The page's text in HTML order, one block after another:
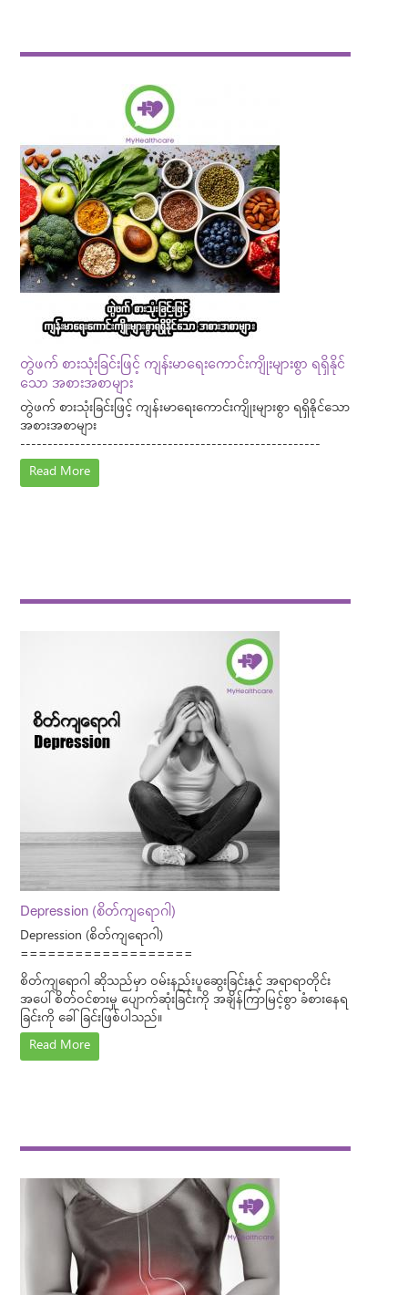
တွဲဖက် စားသုံးခြင်းဖြင့် ကျန်းမာရေးကောင်းကျိုးများစွာ ရရှိနိုင်
သော အစားအစာများ
တွဲဖက် စားသုံးခြင်းဖြင့် ကျန်းမာရေးကောင်းကျိုးများစွာ ရရှိနိုင်သော
အစားအစာများ
-------------------------------------------------------
Read More
Depression (စိတ်ကျရောဂါ)
Depression (စိတ်ကျရောဂါ)
===================
စိတ်ကျရောဂါ ဆိုသည်မှာ ဝမ်းနည်းပူဆွေးခြင်းနှင့် အရာရာတိုင်း
အပေါ် စိတ်ဝင်စားမှု ပျောက်ဆုံးခြင်းကို အချိန်ကြာမြင့်စွာ ခံစားနေရ
ခြင်းကို ခေါ်ခြင်းဖြစ်ပါသည်။
Read More